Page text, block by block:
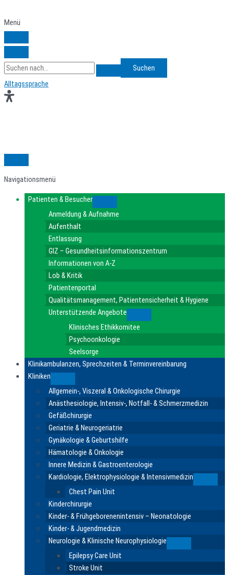
Inhalt
springen
Menü
Search
for:
Alltagssprache
Navigationsmenü
Patienten & Besucher
Anmeldung & Aufnahme
Aufenthalt
Entlassung
GIZ – Gesundheitsinformationszentrum
Informationen von A-Z
Lob & Kritik
Patientenportal
Qualitätsmanagement, Patientensicherheit & Hygiene
Unterstützende Angebote
Klinisches Ethikkomitee
Psychoonkologie
Seelsorge
Klinikambulanzen, Sprechzeiten & Terminvereinbarung
Kliniken
Allgemein-, Viszeral & Onkologische Chirurgie
Anästhesiologie, Intensiv-, Notfall- & Schmerzmedizin
Gefäßchirurgie
Geriatrie & Neurogeriatrie
Gynäkologie & Geburtshilfe
Hämatologie & Onkologie
Innere Medizin & Gastroenterologie
Kardiologie, Elektrophysiologie & Intensivmedizin
Chest Pain Unit
Kinderchirurgie
Kinder- & Frühgeborenenintensiv – Neonatologie
Kinder- & Jugendmedizin
Neurologie & Klinische Neurophysiologie
Epilepsy Care Unit
Stroke Unit